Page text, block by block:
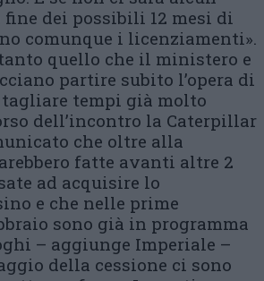
dei possibili 12 mesi di
comunque i licenziamenti».
quello che il ministero e
partire subito l’opera di
tempi già molto
dell’incontro la Caterpillar
che oltre alla
fatte avanti altre 2
ad acquisire lo
e che nelle prime
sono già in programma
– aggiunge Imperiale –
della cessione ci sono